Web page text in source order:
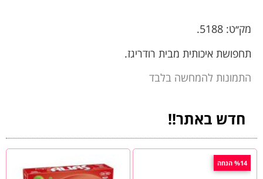
מק׳׳ט: 5188.
תחפושת איכותית מבית רודריגז.
התמונות להמחשה בלבד
חדש באתר!!
%14 הנחה